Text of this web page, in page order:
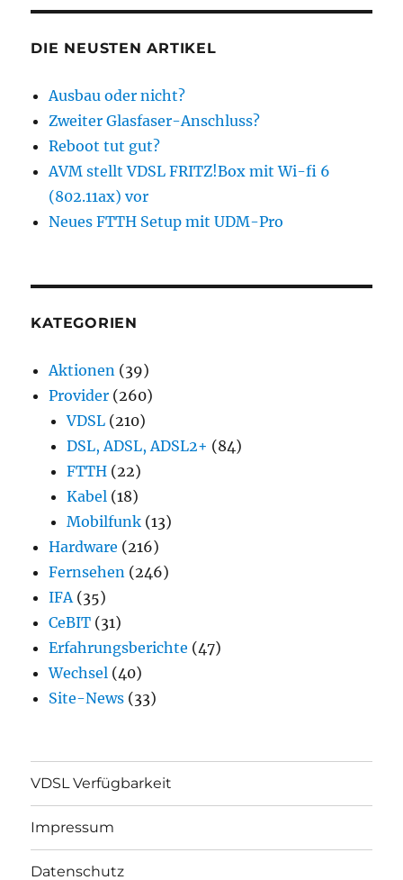
DIE NEUSTEN ARTIKEL
Ausbau oder nicht?
Zweiter Glasfaser-Anschluss?
Reboot tut gut?
AVM stellt VDSL FRITZ!Box mit Wi-fi 6
(802.11ax) vor
Neues FTTH Setup mit UDM-Pro
KATEGORIEN
Aktionen (39)
Provider (260)
VDSL (210)
DSL, ADSL, ADSL2+ (84)
FTTH (22)
Kabel (18)
Mobilfunk (13)
Hardware (216)
Fernsehen (246)
IFA (35)
CeBIT (31)
Erfahrungsberichte (47)
Wechsel (40)
Site-News (33)
VDSL Verfügbarkeit
Impressum
Datenschutz